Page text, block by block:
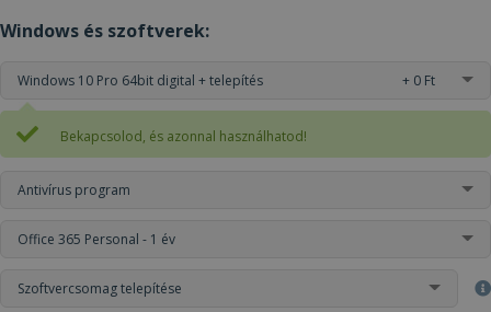
Windows és szoftverek:
Windows 10 Pro 64bit digital + telepítés + 0 Ft
Bekapcsolod, és azonnal használhatod!
Antivírus program
Office 365 Personal - 1 év
Szoftvercsomag telepítése